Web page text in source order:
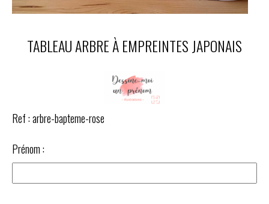
TABLEAU ARBRE À EMPREINTES JAPONAIS
Ref :arbre-bapteme-rose
Prénom :